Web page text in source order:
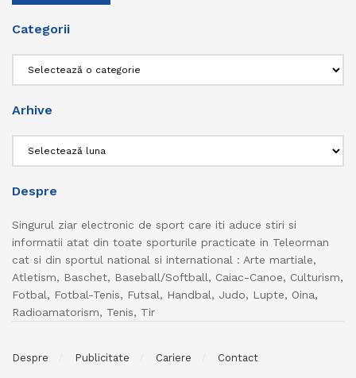
Categorii
Arhive
Despre
Singurul ziar electronic de sport care iti aduce stiri si
informatii atat din toate sporturile practicate in Teleorman
cat si din sportul national si international : Arte martiale,
Atletism, Baschet, Baseball/Softball, Caiac-Canoe, Culturism,
Fotbal, Fotbal-Tenis, Futsal, Handbal, Judo, Lupte, Oina,
Radioamatorism, Tenis, Tir
Despre Publicitate Cariere Contact